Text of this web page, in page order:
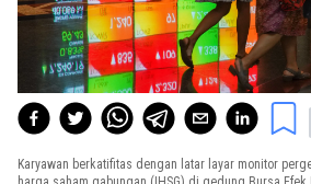
Karyawan berkatifitas dengan latar layar monitor